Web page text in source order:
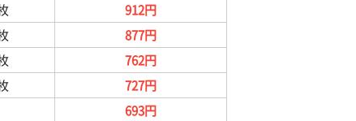
912円
877円
762円
727円
693円